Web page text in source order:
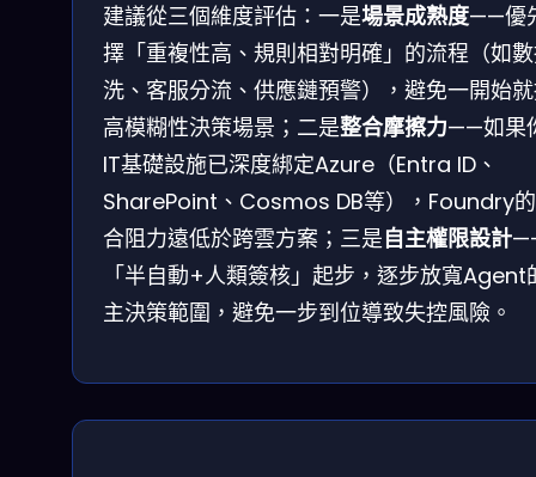
建議從三個維度評估：一是場景成熟度——優
擇「重複性高、規則相對明確」的流程（如
洗、客服分流、供應鏈預警），避免一開始
高模糊性決策場景；二是整合摩擦力——如果
IT基礎設施已深度綁定Azure（Entra ID、
SharePoint、Cosmos DB等），Foundry
合阻力遠低於跨雲方案；三是自主權限設計
「半自動+人類簽核」起步，逐步放寬Agent
主決策範圍，避免一步到位導致失控風險。